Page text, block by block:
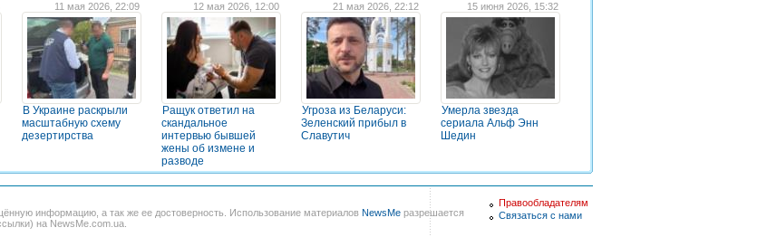
11 мая 2026, 22:09
В Украине раскрыли
масштабную схему
дезертирства
12 мая 2026, 12:00
Ращук ответил на
скандальное
интервью бывшей
жены об измене и
разводе
21 мая 2026, 22:12
Угроза из Беларуси:
Зеленский прибыл в
Славутич
15 июня 2026, 15:32
Умерла звезда
сериала Альф Энн
Шедин
информацию, а так же ее достоверность. Использование материалов NewsMe разрешается
на NewsMe.com.ua.
Правообладателям
Связаться с нами